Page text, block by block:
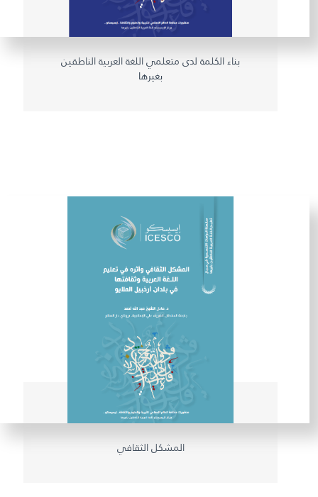
بناء الكلمة لدى متعلمي اللغة العربية الناطقين
بغيرها
المشكل الثقافي